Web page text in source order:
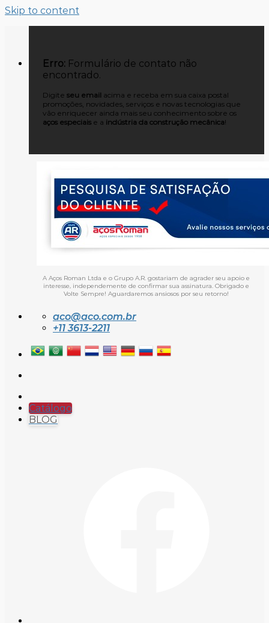
Skip to content
Erro: Formulário de contato não
encontrado.
Digite seu email acima e receba em sua caixa postal
promoções, novidades, serviços e novas tecnologias que
vão enriquecer ainda mais seu conhecimento sobre os
aços especiais e a indústria da construção mecânica!
A Aços Roman Ltda e o Grupo A.R. gostariam de agrader seu apoio e
interesse, independemente de confirmar sua assinatura. Obrigado e
Volte Sempre! Aguardaremos ansiosos por seu retorno!
aco@aco.com.br
+11 3613-2211
Catálogo
BLOG